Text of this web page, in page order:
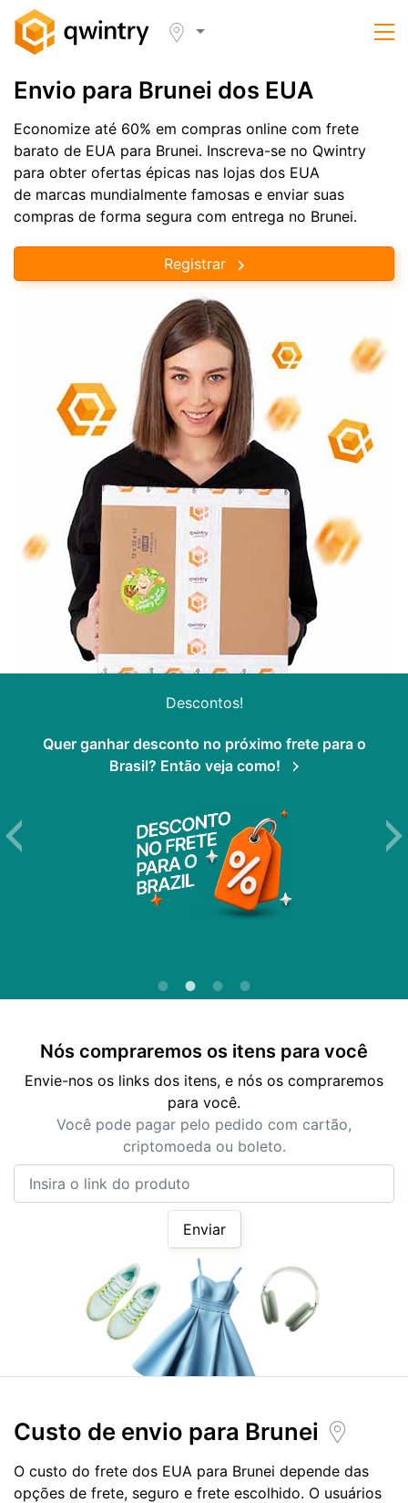
Envio para Brunei dos EUA
Economize até 60% em compras online com frete
barato de EUA para Brunei. Inscreva-se no Qwintry
para obter ofertas épicas nas lojas dos EUA
de marcas mundialmente famosas e enviar suas
compras de forma segura com entrega no Brunei.
Registrar
Descontos!
Quer ganhar desconto no próximo frete para o
Brasil? Então veja como!
Nós compraremos os itens para você
Envie-nos os links dos itens, e nós os compraremos
para você.
Você pode pagar pelo pedido com cartão,
criptomoeda ou boleto.
Enviar
Custo de envio para Brunei
O custo do frete dos EUA para Brunei depende das
opções de frete, seguro e frete escolhido. O usuários